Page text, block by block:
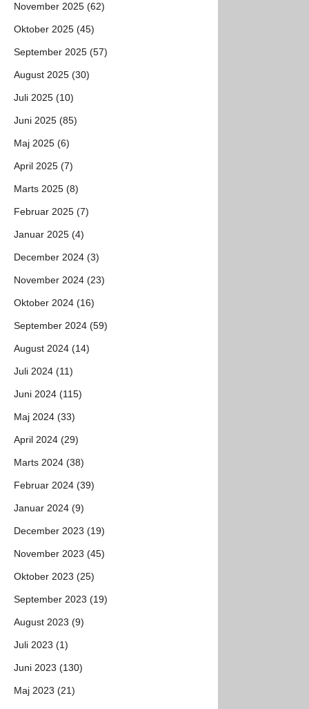
November 2025 (62)
Oktober 2025 (45)
September 2025 (57)
August 2025 (30)
Juli 2025 (10)
Juni 2025 (85)
Maj 2025 (6)
April 2025 (7)
Marts 2025 (8)
Februar 2025 (7)
Januar 2025 (4)
December 2024 (3)
November 2024 (23)
Oktober 2024 (16)
September 2024 (59)
August 2024 (14)
Juli 2024 (11)
Juni 2024 (115)
Maj 2024 (33)
April 2024 (29)
Marts 2024 (38)
Februar 2024 (39)
Januar 2024 (9)
December 2023 (19)
November 2023 (45)
Oktober 2023 (25)
September 2023 (19)
August 2023 (9)
Juli 2023 (1)
Juni 2023 (130)
Maj 2023 (21)